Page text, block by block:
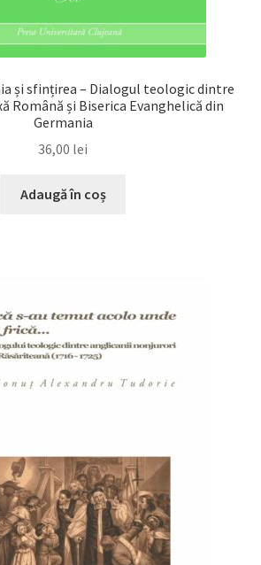
și sfințirea – Dialogul teologic dintre
Română și Biserica Evanghelică din
Germania
36,00 lei
Adaugă în coș